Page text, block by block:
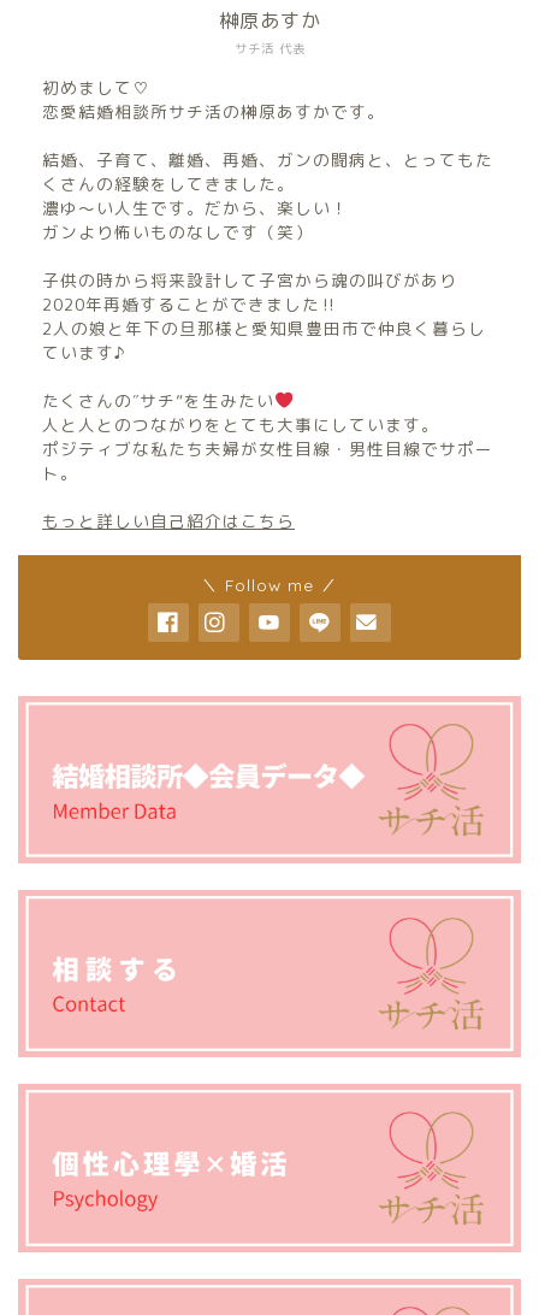
サチ活 代表
榊原あすか
初めまして♡
恋愛結婚相談所サチ活の榊原あすかです。
結婚、子育て、離婚、再婚、ガンの闘病と、とってもた
くさんの経験をしてきました。
濃ゆ〜い人生です。だから、楽しい！
ガンより怖いものなしです（笑）
子供の時から将来設計して子宮から魂の叫びがあり
2020年再婚することができました‼︎
2人の娘と年下の旦那様と愛知県豊田市で仲良く暮らし
ています♪
たくさんの″サチ”を生みたい
人と人とのつながりをとても大事にしています。
ポジティブな私たち夫婦が女性目線・男性目線でサポー
ト。
もっと詳しい自己紹介はこちら
＼ Follow me ／